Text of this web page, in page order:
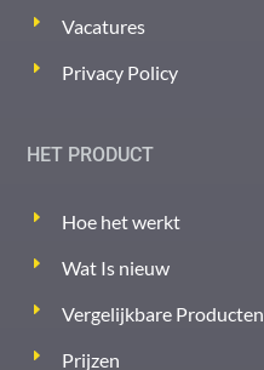
Vacatures
Privacy Policy
HET PRODUCT
Hoe het werkt
Wat Is nieuw
Vergelijkbare Producten
Prijzen